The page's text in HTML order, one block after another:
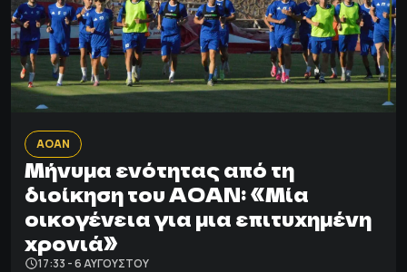
ΑΟΑΝ
Μήνυμα ενότητας από τη
διοίκηση του ΑΟΑΝ: «Μία
οικογένεια για μια επιτυχημένη
χρονιά»
17:33 - 6 ΑΥΓΟΎΣΤΟΥ